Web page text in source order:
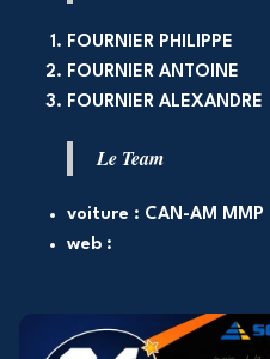
FOURNIER PHILIPPE
FOURNIER ANTOINE
FOURNIER ALEXANDRE
Le Team
voiture : CAN-AM MMP
web :